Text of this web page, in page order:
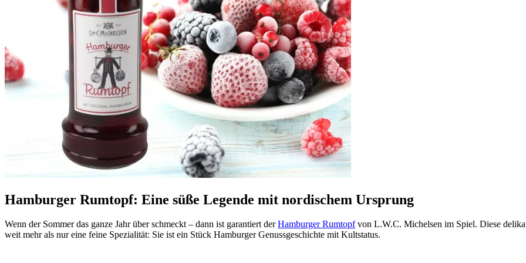
Hamburger Rumtopf: Eine süße Legende mit nordischem Ursprung
Wenn der Sommer das ganze Jahr über schmeckt – dann ist garantiert derHamburger Rumtopfvon L.W.C. Michelsen im Spiel. Diese
weit mehr als nur eine feine Spezialität: Sie ist ein Stück Hamburger Genussgeschichte mit Kultstatus.